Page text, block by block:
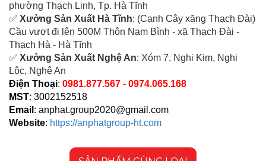
phường Thạch Linh, Tp. Hà Tĩnh
✅ Xưởng Sản Xuất Hà Tĩnh: (Cạnh Cây xăng Thạch Đài)
Cầu vượt đi lên 500M Thôn Nam Bình - xã Thạch Đài -
Thạch Hà - Hà Tĩnh
✅ Xưởng Sản Xuất Nghệ An: Xóm 7, Nghi Kim, Nghi
Lộc, Nghệ An
Điện Thoại: 0981.877.567 - 0974.065.168
MST: 3002152518
Email : anphat.group2020@gmail.com
Website: https://anphatgroup-ht.com